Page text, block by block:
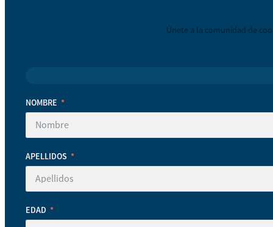
Únete a la comunidad de
NOMBRE
APELLIDOS
EDAD